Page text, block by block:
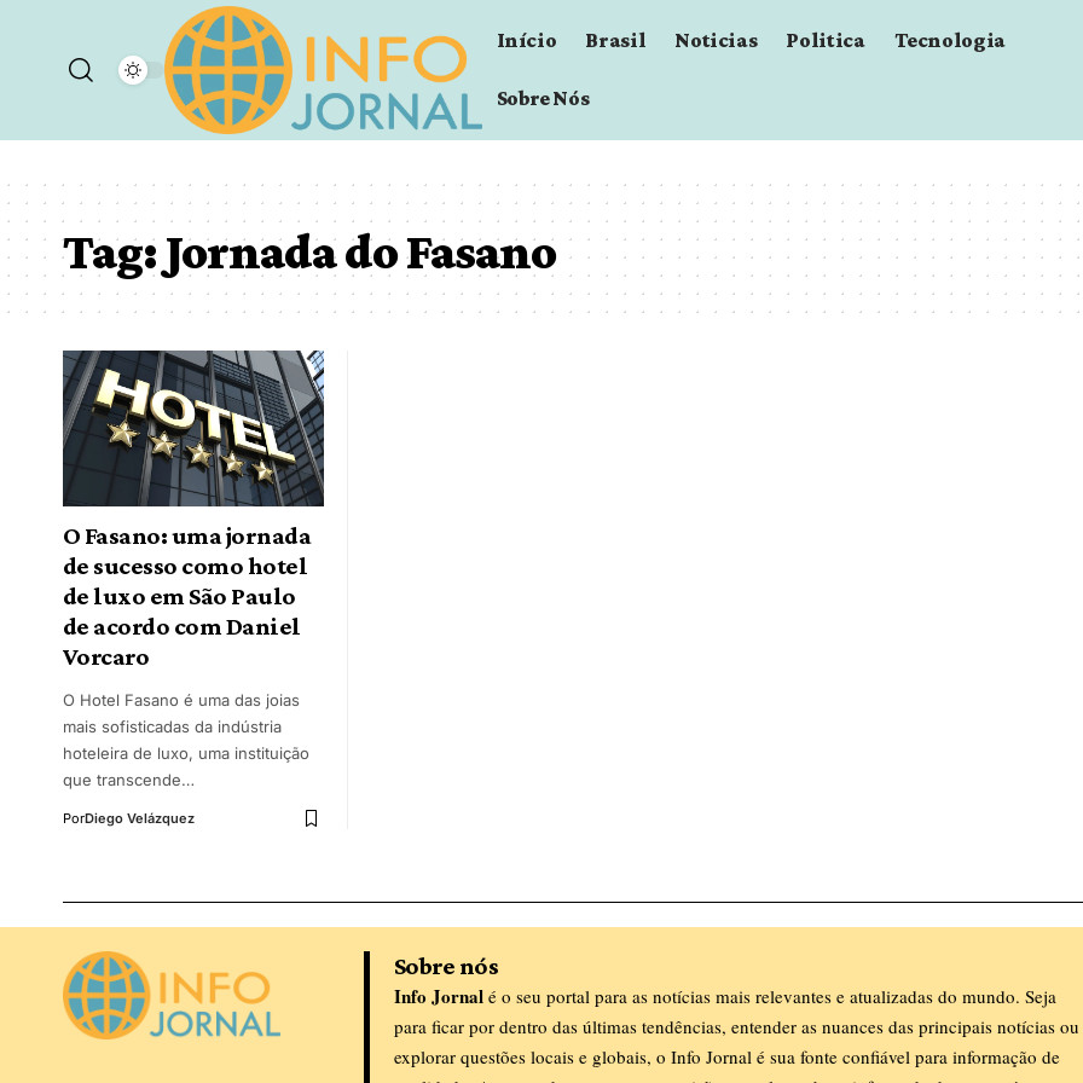
Início Brasil Noticias Politica Tecnologia
Sobre Nós
Tag:Jornada do Fasano
O Fasano: uma jornada
de sucesso como hotel
de luxo em São Paulo
de acordo com Daniel
Vorcaro
O Hotel Fasano é uma das joias
mais sofisticadas da indústria
hoteleira de luxo, uma instituição
que transcende…
PorDiego Velázquez
Sobre nós
Info Jornalé o seu portal para as notícias mais relevantes e atualizadas do mundo. Seja
para ficar por dentro das últimas tendências, entender as nuances das principais notícias ou
explorar questões locais e globais, o Info Jornal é sua fonte confiável para informação de